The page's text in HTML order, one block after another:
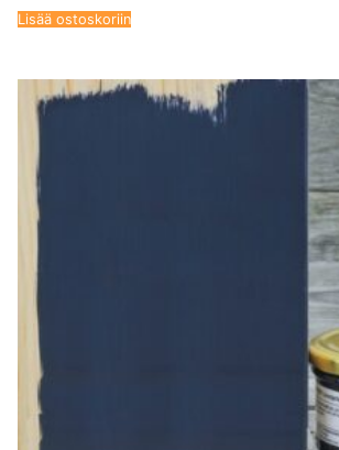
Lisää ostoskoriin